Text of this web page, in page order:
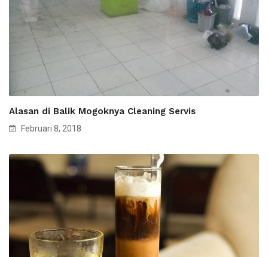
Alasan di Balik Mogoknya Cleaning Servis
Februari 8, 2018